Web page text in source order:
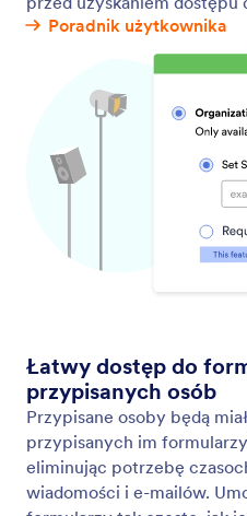
Narzędzia
Oszczędź czas i zwiększ
pomocy
Skonfiguruj integracje z
jak Airtable, Slack i